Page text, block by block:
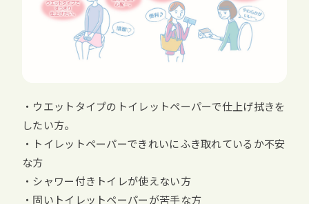
・ウエットタイプのトイレットペーパーで仕上げ拭きを
したい方。
・トイレットペーパーできれいにふき取れているか不安
な方
・シャワー付きトイレが使えない方
・固いトイレットペーパーが苦手な方